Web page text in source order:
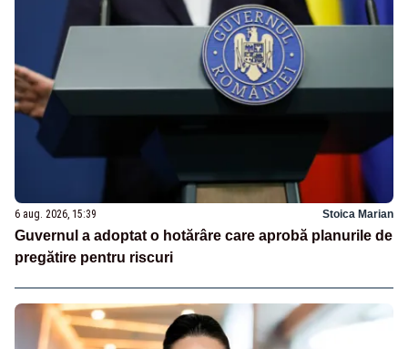
6 aug. 2026, 15:39 Stoica Marian
Guvernul a adoptat o hotărâre care aprobă planurile de
pregătire pentru riscuri